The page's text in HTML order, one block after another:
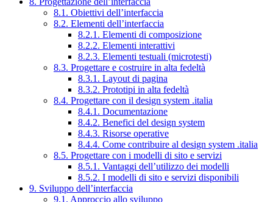
8.1. Obiettivi dell’interfaccia
8.2. Elementi dell’interfaccia
8.2.1. Elementi di composizione
8.2.2. Elementi interattivi
8.2.3. Elementi testuali (microtesti)
8.3. Progettare e costruire in alta fedeltà
8.3.1. Layout di pagina
8.3.2. Prototipi in alta fedeltà
8.4. Progettare con il design system .italia
8.4.1. Documentazione
8.4.2. Benefici del design system
8.4.3. Risorse operative
8.4.4. Come contribuire al design system .italia
8.5. Progettare con i modelli di sito e servizi
8.5.1. Vantaggi dell’utilizzo dei modelli
8.5.2. I modelli di sito e servizi disponibili
9. Sviluppo dell’interfaccia
9.1. Approccio allo sviluppo